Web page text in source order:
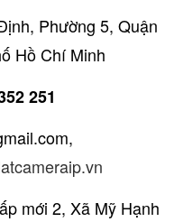
Phường 5, Quận
Hồ Chí Minh
251
mới 2, Xã Mỹ Hạnh